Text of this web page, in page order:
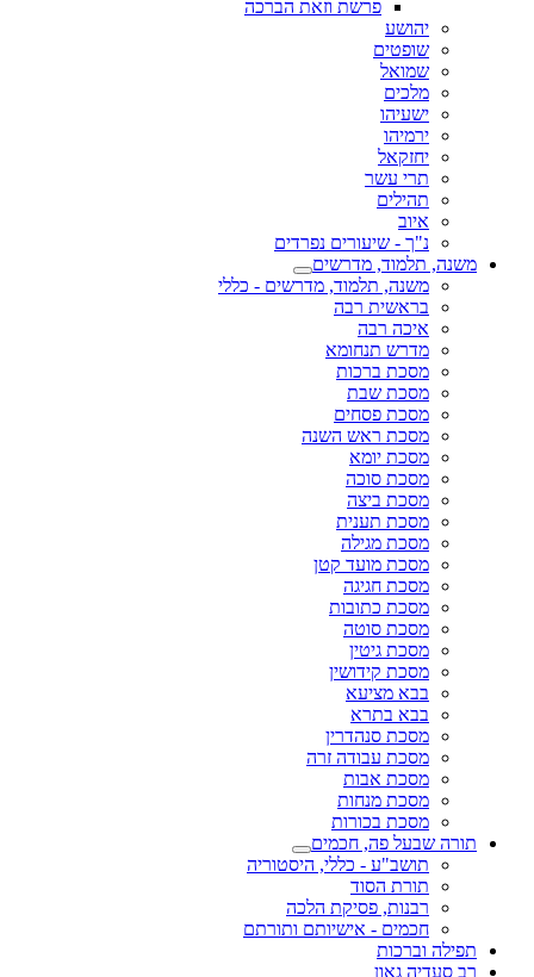
פרשת וזאת הברכה
יהושע
שופטים
שמואל
מלכים
ישעיהו
ירמיהו
יחזקאל
תרי עשר
תהילים
איוב
נ"ך - שיעורים נפרדים
משנה, תלמוד, מדרשים
משנה, תלמוד, מדרשים - כללי
בראשית רבה
איכה רבה
מדרש תנחומא
מסכת ברכות
מסכת שבת
מסכת פסחים
מסכת ראש השנה
מסכת יומא
מסכת סוכה
מסכת ביצה
מסכת תענית
מסכת מגילה
מסכת מועד קטן
מסכת חגיגה
מסכת כתובות
מסכת סוטה
מסכת גיטין
מסכת קידושין
בבא מציעא
בבא בתרא
מסכת סנהדרין
מסכת עבודה זרה
מסכת אבות
מסכת מנחות
מסכת בכורות
תורה שבעל פה, חכמים
תושב"ע - כללי, היסטוריה
תורת הסוד
רבנות, פסיקת הלכה
חכמים - אישיותם ותורתם
תפילה וברכות
רב סעדיה גאון